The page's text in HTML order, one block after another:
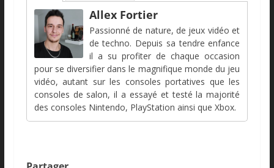
Allex Fortier
Passionné de nature, de jeux vidéo et
de techno. Depuis sa tendre enfance
il a su profiter de chaque occasion
pour se diversifier dans le magnifique monde du jeu
vidéo, autant sur les consoles portatives que les
consoles de salon, il a essayé et testé la majorité
des consoles Nintendo, PlayStation ainsi que Xbox.